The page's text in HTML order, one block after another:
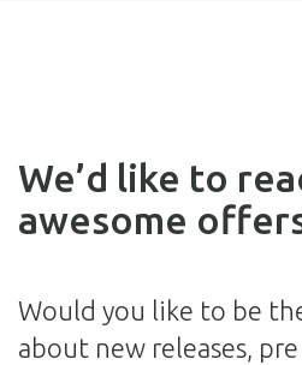
We’d like to
awesome
Would you like to be
about new releases,